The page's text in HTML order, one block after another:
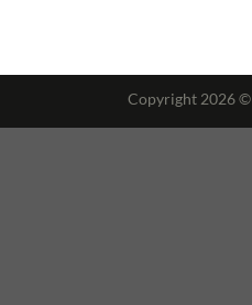
Copyright 2026 ©